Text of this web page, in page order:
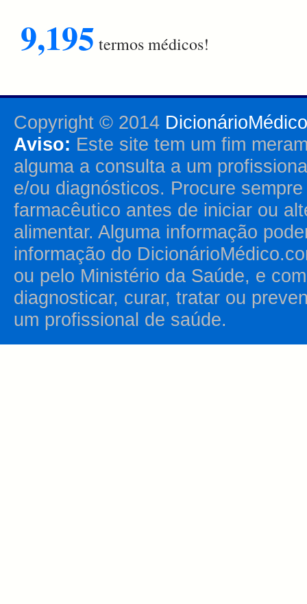
9,195 termos médicos!
Copyright © 2014
Aviso: Este site tem um fim
alguma a consulta a um
e/ou diagnósticos. Procure
farmacêutico antes de iniciar ou
alimentar. Alguma informação
informação do
ou pelo Ministério da Saúde, e
diagnosticar, curar, tratar ou
um profissional de saúde.